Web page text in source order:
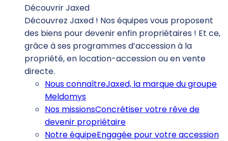
Découvrir Jaxed
Découvrez Jaxed ! Nos équipes vous proposent
des biens pour devenir enfin propriétaires ! Et ce,
grâce à ses programmes d’accession à la
propriété, en location-accession ou en vente
directe.
Nous connaîtreJaxed, la marque du groupe
Meldomys
Nos missionsConcrétiser votre rêve de
devenir propriétaire
Notre équipeEngagée pour votre accession